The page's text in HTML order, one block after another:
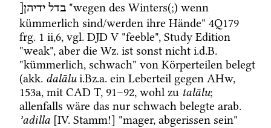
בדל ידיהן[
"wegen des Winters(;) wenn
kümmerlich sind/werden ihre Hände" 4Q179
frg. 1 ii,6, vgl. DJD V "feeble", Study Edition
"weak", aber die Wz. ist sonst nicht i.d.B.
"kümmerlich, schwach" von Körperteilen belegt
(akk. dalālu i.Bz.a. ein Leberteil gegen AHw,
153a, mit CAD T, 91–92, wohl zu talālu;
allenfalls wäre das nur schwach belegte arab.
ʾadilla [IV. Stamm!] "mager, abgerissen sein"